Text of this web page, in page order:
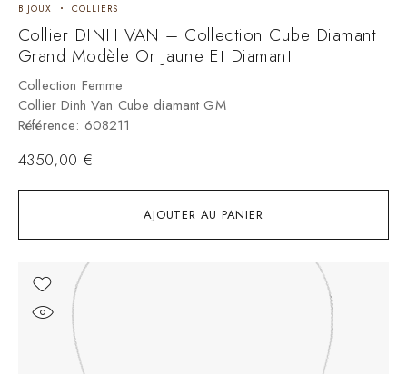
AJOUTER AU PANIER
BIJOUX COLLIERS
Collier DINH VAN – Collection Cube Diamant
Grand Modèle Or Jaune Et Diamant
Collection Femme
Collier Dinh Van Cube diamant GM
Référence: 608211
4350,00 €